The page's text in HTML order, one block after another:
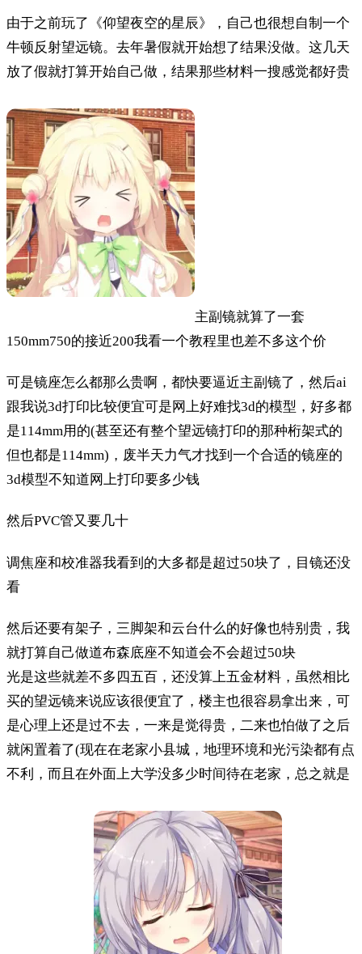
由于之前玩了《仰望夜空的星辰》，自己也很想自制一个
牛顿反射望远镜。去年暑假就开始想了结果没做。这几天
放了假就打算开始自己做，结果那些材料一搜感觉都好贵
主副镜就算了一套
150mm750的接近200我看一个教程里也差不多这个价
可是镜座怎么都那么贵啊，都快要逼近主副镜了，然后ai
跟我说3d打印比较便宜可是网上好难找3d的模型，好多都
是114mm用的(甚至还有整个望远镜打印的那种桁架式的
但也都是114mm)，废半天力气才找到一个合适的镜座的
3d模型不知道网上打印要多少钱
然后PVC管又要几十
调焦座和校准器我看到的大多都是超过50块了，目镜还没
看
然后还要有架子，三脚架和云台什么的好像也特别贵，我
就打算自己做道布森底座不知道会不会超过50块
光是这些就差不多四五百，还没算上五金材料，虽然相比
买的望远镜来说应该很便宜了，楼主也很容易拿出来，可
是心理上还是过不去，一来是觉得贵，二来也怕做了之后
就闲置着了(现在在老家小县城，地理环境和光污染都有点
不利，而且在外面上大学没多少时间待在老家，总之就是